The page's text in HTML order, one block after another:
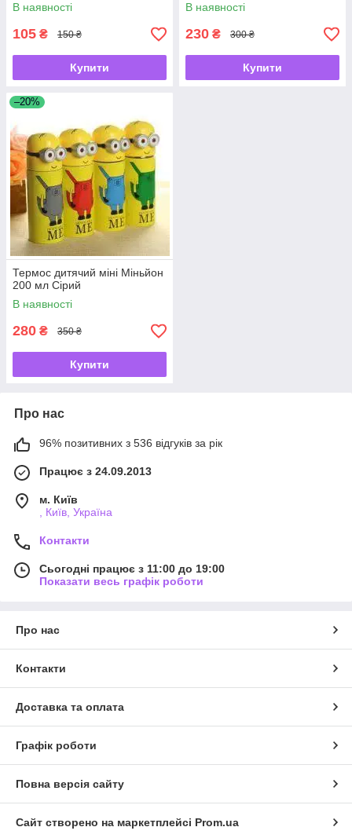
В наявності
105 ₴ 150 ₴
Купити
В наявності
230 ₴ 300 ₴
Купити
–20%
Термос дитячий міні Міньйон
200 мл Сірий
В наявності
280 ₴ 350 ₴
Купити
Про нас
96% позитивних з 536 відгуків за рік
Працює з 24.09.2013
м. Київ
, Київ, Україна
Контакти
Сьогодні працює з 11:00 до 19:00
Показати весь графік роботи
Про нас
Контакти
Доставка та оплата
Графік роботи
Повна версія сайту
Сайт створено на маркетплейсі Prom.ua